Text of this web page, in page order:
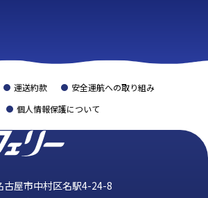
運送約款
安全運航への取り組み
個人情報保護について
古屋市中村区名駅4-24-8